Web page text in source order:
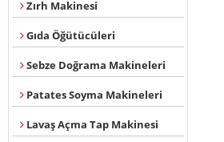
Zırh Makinesi
Gıda Öğütücüleri
Sebze Doğrama Makineleri
Patates Soyma Makineleri
Lavaş Açma Tap Makinesi